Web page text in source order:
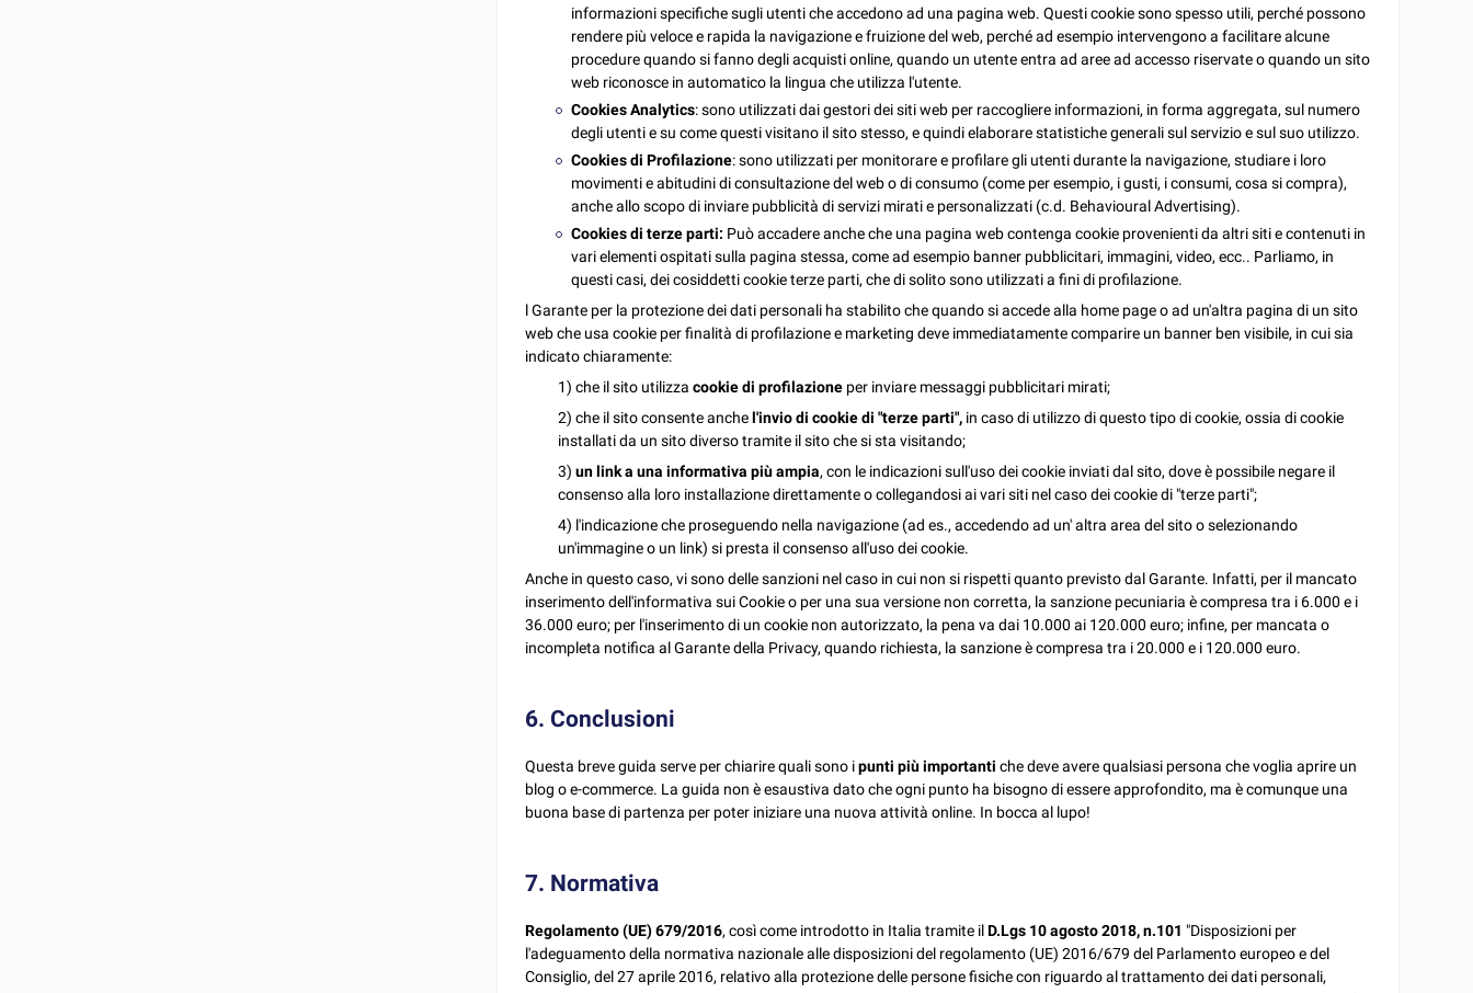
informazioni specifiche sugli utenti che accedono ad una pagina web. Questi cookie sono spesso utili, perché possono
rendere più veloce e rapida la navigazione e fruizione del web, perché ad esempio intervengono a facilitare alcune
procedure quando si fanno degli acquisti online, quando un utente entra ad aree ad accesso riservate o quando un sito
web riconosce in automatico la lingua che utilizza l'utente.
Cookies Analytics: sono utilizzati dai gestori dei siti web per raccogliere informazioni, in forma aggregata, sul numero
degli utenti e su come questi visitano il sito stesso, e quindi elaborare statistiche generali sul servizio e sul suo utilizzo.
Cookies di Profilazione: sono utilizzati per monitorare e profilare gli utenti durante la navigazione, studiare i loro
movimenti e abitudini di consultazione del web o di consumo (come per esempio, i gusti, i consumi, cosa si compra),
anche allo scopo di inviare pubblicità di servizi mirati e personalizzati (c.d. Behavioural Advertising).
Cookies di terze parti: Può accadere anche che una pagina web contenga cookie provenienti da altri siti e contenuti in
vari elementi ospitati sulla pagina stessa, come ad esempio banner pubblicitari, immagini, video, ecc.. Parliamo, in
questi casi, dei cosiddetti cookie terze parti, che di solito sono utilizzati a fini di profilazione.
l Garante per la protezione dei dati personali ha stabilito che quando si accede alla home page o ad un'altra pagina di un sito
web che usa cookie per finalità di profilazione e marketing deve immediatamente comparire un banner ben visibile, in cui sia
indicato chiaramente:
1) che il sito utilizzacookie di profilazione per inviare messaggi pubblicitari mirati;
2) che il sito consente anche l'invio di cookie di "terze parti", in caso di utilizzo di questo tipo di cookie, ossia di cookie
installati da un sito diverso tramite il sito che si sta visitando;
3)un link a una informativa più ampia, con le indicazioni sull'uso dei cookie inviati dal sito, dove è possibile negare il
consenso alla loro installazione direttamente o collegandosi ai vari siti nel caso dei cookie di "terze parti";
4) l'indicazione che proseguendo nella navigazione (ad es., accedendo ad un' altra area del sito o selezionando
un'immagine o un link) si presta il consenso all'uso dei cookie.
Anche in questo caso, vi sono delle sanzioni nel caso in cui non si rispetti quanto previsto dal Garante. Infatti, per il mancato
inserimento dell'informativa sui Cookie o per una sua versione non corretta, la sanzione pecuniaria è compresa tra i 6.000 e i
36.000 euro; per l'inserimento di un cookie non autorizzato, la pena va dai 10.000 ai 120.000 euro; infine, per mancata o
incompleta notifica al Garante della Privacy, quando richiesta, la sanzione è compresa tra i 20.000 e i 120.000 euro.
6. Conclusioni
Questa breve guida serve per chiarire quali sono ipunti più importanti che deve avere qualsiasi persona che voglia aprire un
blog o e-commerce. La guida non è esaustiva dato che ogni punto ha bisogno di essere approfondito, ma è comunque una
buona base di partenza per poter iniziare una nuova attività online. In bocca al lupo!
7. Normativa
Regolamento (UE) 679/2016, così come introdotto in Italia tramite ilD.Lgs 10 agosto 2018, n.101 "Disposizioni per
l'adeguamento della normativa nazionale alle disposizioni del regolamento (UE) 2016/679 del Parlamento europeo e del
Consiglio, del 27 aprile 2016, relativo alla protezione delle persone fisiche con riguardo al trattamento dei dati personali,